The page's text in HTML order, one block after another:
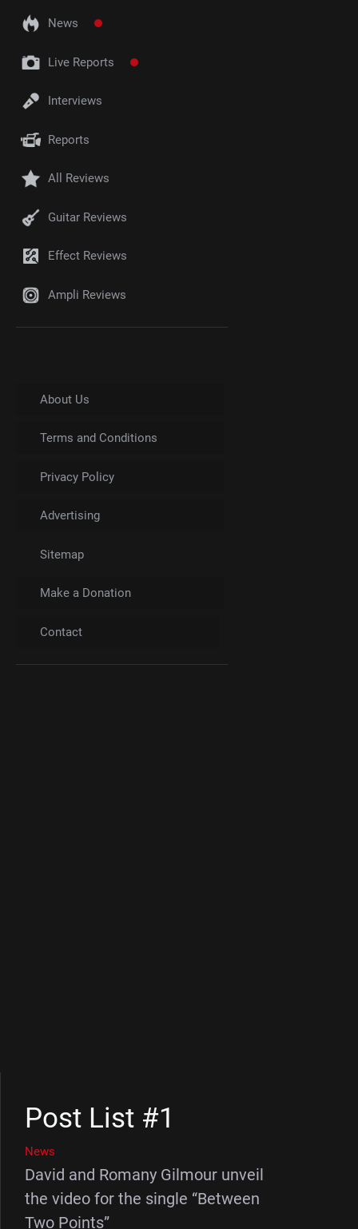
News
Live Reports
Interviews
Reports
All Reviews
Guitar Reviews
Effect Reviews
Ampli Reviews
About Us
Terms and Conditions
Privacy Policy
Advertising
Sitemap
Make a Donation
Contact
Post List #1
News
David and Romany Gilmour unveil
the video for the single “Between
Two Points”